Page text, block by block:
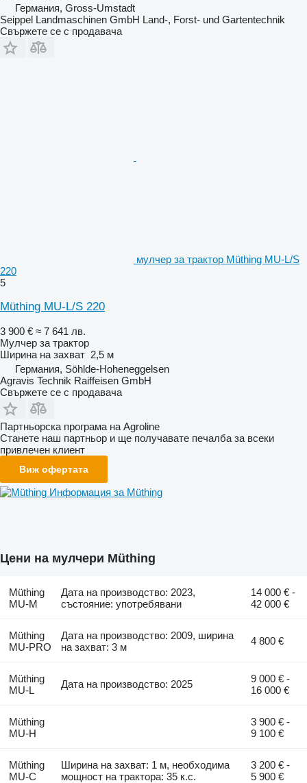
Германия, Gross-Umstadt
Seippel Landmaschinen GmbH Land-, Forst- und Gartentechnik
Свържете се с продавача
мулчер за трактор Müthing MU-L/S
220
5
Müthing MU-L/S 220
3 900 € ≈ 7 641 лв.
Мулчер за трактор
Ширина на захват 2,5 м
Германия, Söhlde-Hoheneggelsen
Agravis Technik Raiffeisen GmbH
Свържете се с продавача
Партньорска програма на Agroline
Станете наш партньор и ще получавате печалба за всеки
привлечен клиент
Виж офертата
Информация за Müthing
Цени на мулчери Müthing
Müthing
MU-M
Дата на производство: 2023,
състояние: употребявани
14 000 € -
42 000 €
Müthing
MU-PRO
Дата на производство: 2009, ширина
на захват: 3 м
4 800 €
Müthing
MU-L
Дата на производство: 2025
9 000 € -
16 000 €
Müthing
MU-H
3 900 € -
9 100 €
Müthing
MU-C
Ширина на захват: 1 м, необходима
мощност на трактора: 35 к.с.
3 200 € -
5 900 €